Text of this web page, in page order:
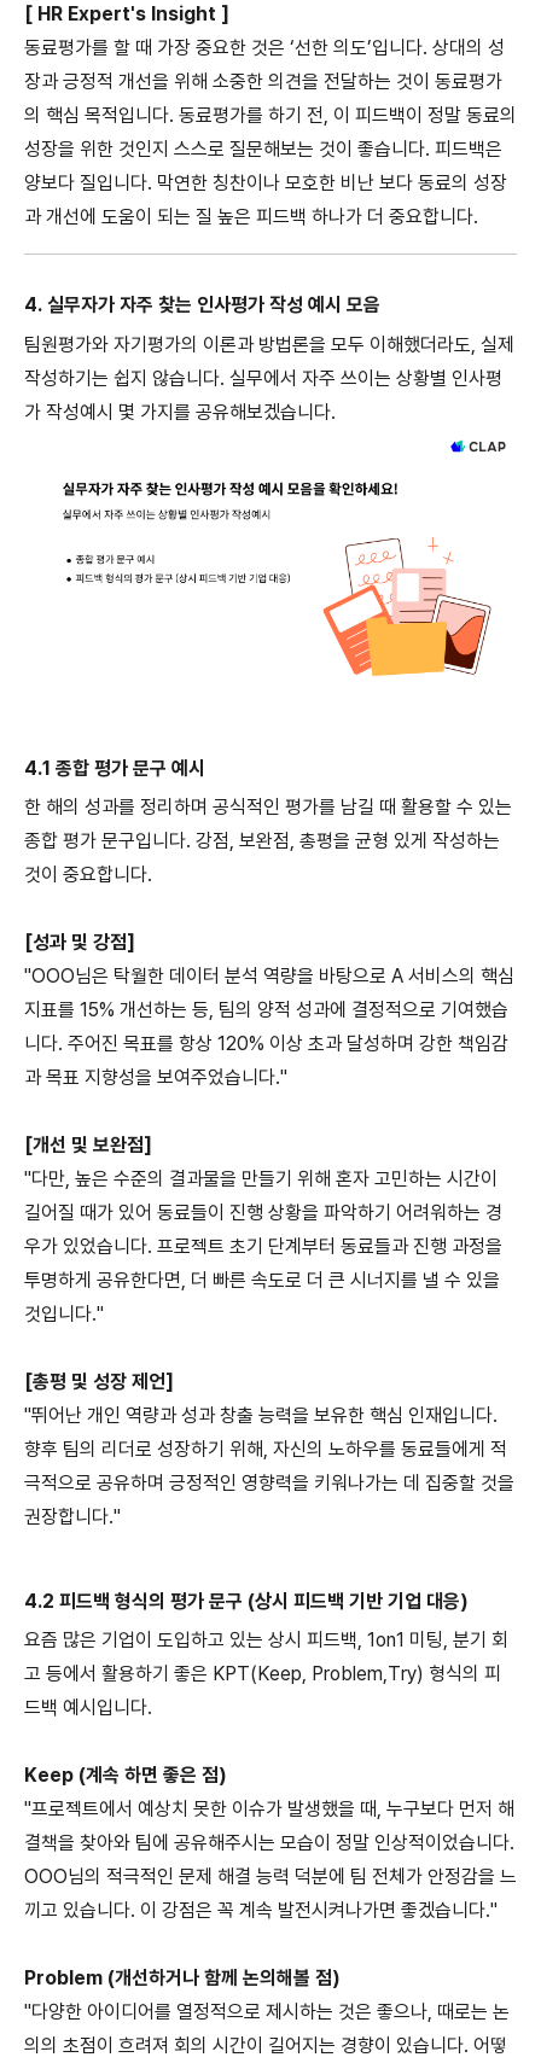
[ HR Expert's Insight ]
동료평가를 할 때 가장 중요한 것은 ‘선한 의도’입니다. 상대의 성
장과 긍정적 개선을 위해 소중한 의견을 전달하는 것이 동료평가
의 핵심 목적입니다. 동료평가를 하기 전, 이 피드백이 정말 동료의
성장을 위한 것인지 스스로 질문해보는 것이 좋습니다. 피드백은
양보다 질입니다. 막연한 칭찬이나 모호한 비난 보다 동료의 성장
과 개선에 도움이 되는 질 높은 피드백 하나가 더 중요합니다.
4. 실무자가 자주 찾는 인사평가 작성 예시 모음
팀원평가와 자기평가의 이론과 방법론을 모두 이해했더라도, 실제
작성하기는 쉽지 않습니다. 실무에서 자주 쓰이는 상황별 인사평
가 작성예시 몇 가지를 공유해보겠습니다.
4.1 종합 평가 문구 예시
한 해의 성과를 정리하며 공식적인 평가를 남길 때 활용할 수 있는
종합 평가 문구입니다. 강점, 보완점, 총평을 균형 있게 작성하는
것이 중요합니다.
[성과 및 강점]
"OOO님은 탁월한 데이터 분석 역량을 바탕으로 A 서비스의 핵심
지표를 15% 개선하는 등, 팀의 양적 성과에 결정적으로 기여했습
니다. 주어진 목표를 항상 120% 이상 초과 달성하며 강한 책임감
과 목표 지향성을 보여주었습니다."
[개선 및 보완점]
"다만, 높은 수준의 결과물을 만들기 위해 혼자 고민하는 시간이
길어질 때가 있어 동료들이 진행 상황을 파악하기 어려워하는 경
우가 있었습니다. 프로젝트 초기 단계부터 동료들과 진행 과정을
투명하게 공유한다면, 더 빠른 속도로 더 큰 시너지를 낼 수 있을
것입니다."
[총평 및 성장 제언]
"뛰어난 개인 역량과 성과 창출 능력을 보유한 핵심 인재입니다.
향후 팀의 리더로 성장하기 위해, 자신의 노하우를 동료들에게 적
극적으로 공유하며 긍정적인 영향력을 키워나가는 데 집중할 것을
권장합니다."
4.2 피드백 형식의 평가 문구 (상시 피드백 기반 기업 대응)
요즘 많은 기업이 도입하고 있는 상시 피드백, 1on1 미팅, 분기 회
고 등에서 활용하기 좋은 KPT(Keep, Problem,Try) 형식의 피
드백 예시입니다.
Keep (계속 하면 좋은 점)
"프로젝트에서 예상치 못한 이슈가 발생했을 때, 누구보다 먼저 해
결책을 찾아와 팀에 공유해주시는 모습이 정말 인상적이었습니다.
OOO님의 적극적인 문제 해결 능력 덕분에 팀 전체가 안정감을 느
끼고 있습니다. 이 강점은 꼭 계속 발전시켜나가면 좋겠습니다."
Problem (개선하거나 함께 논의해볼 점)
"다양한 아이디어를 열정적으로 제시하는 것은 좋으나, 때로는 논
의의 초점이 흐려져 회의 시간이 길어지는 경향이 있습니다. 어떻